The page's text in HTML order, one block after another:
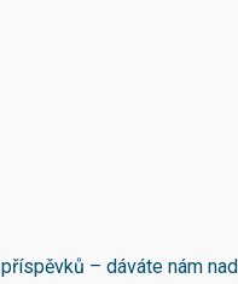
– dáváte nám